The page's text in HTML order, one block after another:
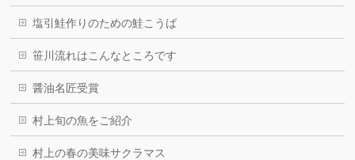
塩引鮭作りのための鮭こうば
笹川流れはこんなところです
醤油名匠受賞
村上旬の魚をご紹介
村上の春の美味サクラマス